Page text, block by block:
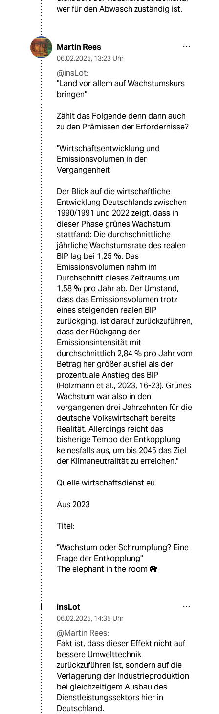
wer für den Abwasch zuständig ist.
Martin Rees
06.02.2025, 13:23 Uhr
@insLot:
"Land vor allem auf Wachstumskurs
bringen"
Zählt das Folgende denn dann auch
zu den Prämissen der Erfordernisse?
"Wirtschaftsentwicklung und
Emissionsvolumen in der
Vergangenheit
Der Blick auf die wirtschaftliche
Entwicklung Deutschlands zwischen
1990/1991 und 2022 zeigt, dass in
dieser Phase grünes Wachstum
stattfand: Die durchschnittliche
jährliche Wachstumsrate des realen
BIP lag bei 1,25 %. Das
Emissionsvolumen nahm im
Durchschnitt dieses Zeitraums um
1,58 % pro Jahr ab. Der Umstand,
dass das Emissionsvolumen trotz
eines steigenden realen BIP
zurückging, ist darauf zurückzuführen,
dass der Rückgang der
Emissionsintensität mit
durchschnittlich 2,84 % pro Jahr vom
Betrag her größer ausfiel als der
prozentuale Anstieg des BIP
(Holzmann et al., 2023, 16-23). Grünes
Wachstum war also in den
vergangenen drei Jahrzehnten für die
deutsche Volkswirtschaft bereits
Realität. Allerdings reicht das
bisherige Tempo der Entkopplung
keinesfalls aus, um bis 2045 das Ziel
der Klimaneutralität zu erreichen."
Quelle wirtschaftsdienst.eu
Aus 2023
Titel:
"Wachstum oder Schrumpfung? Eine
Frage der Entkopplung"
The elephant in the room 🐘
I insLot
06.02.2025, 14:35 Uhr
@Martin Rees:
Fakt ist, dass dieser Effekt nicht auf
bessere Umwelttechnik
zurückzuführen ist, sondern auf die
Verlagerung der Industrieproduktion
bei gleichzeitigem Ausbau des
Dienstleistungssektors hier in
Deutschland.